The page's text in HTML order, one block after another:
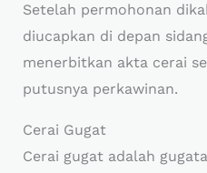
Setelah permohonan
diucapkan di depan
menerbitkan akta cerai
putusnya perkawinan.
Cerai Gugat
Cerai gugat adalah